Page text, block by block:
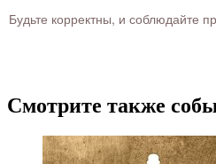
Будьте корректны, и соблюдайте
Смотрите также